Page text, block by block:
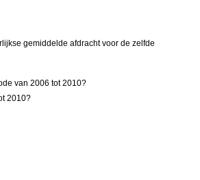
gemiddelde afdracht voor de zelfde
van 2006 tot 2010?
2010?